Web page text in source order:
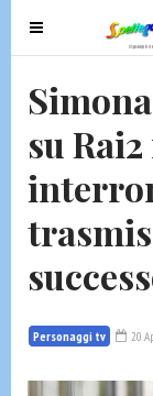
T
o
g
e
n
v
g
t
su
Personaggi tv 20